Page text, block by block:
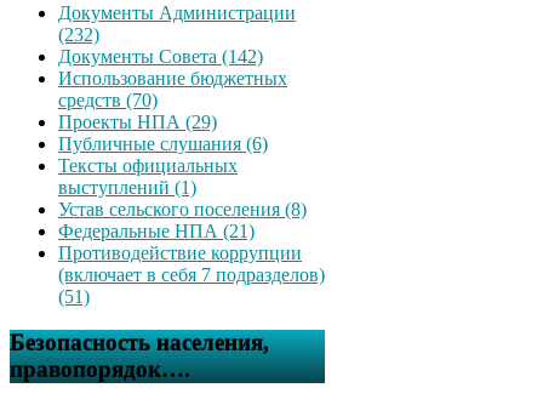
Документы Администрации
(232)
Документы Совета (142)
Использование бюджетных
средств (70)
Проекты НПА (29)
Публичные слушания (6)
Тексты официальных
выступлений (1)
Устав сельского поселения (8)
Федеральные НПА (21)
Противодействие коррупции
(включает в себя 7 подразделов)
(51)
Безопасность населения,
правопорядок….